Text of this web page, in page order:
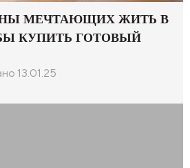
МЕЧТАЮЩИХ ЖИТЬ В
КУПИТЬ ГОТОВЫЙ
13.01.25